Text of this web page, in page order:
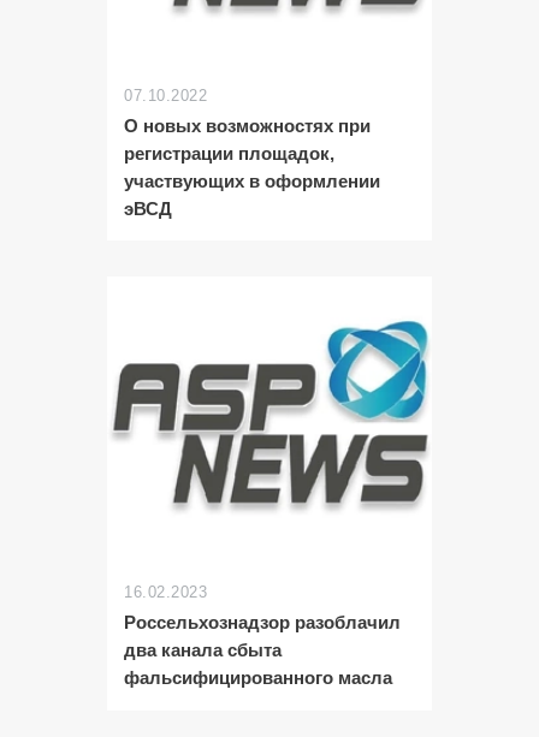
07.10.2022
О новых возможностях при
регистрации площадок,
участвующих в оформлении
эВСД
16.02.2023
Россельхознадзор разоблачил
два канала сбыта
фальсифицированного масла